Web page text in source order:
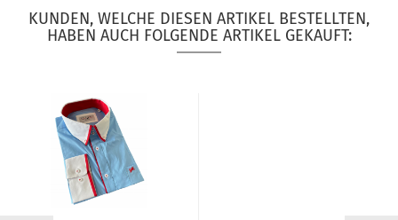
KUNDEN, WELCHE DIESEN ARTIKEL BESTELLTEN,
HABEN AUCH FOLGENDE ARTIKEL GEKAUFT: